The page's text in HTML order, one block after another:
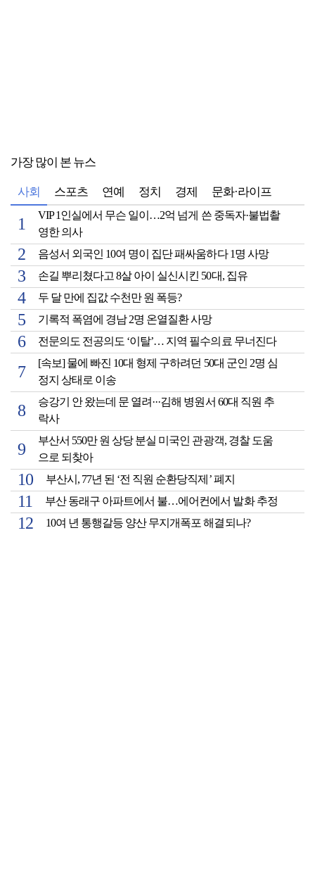
가장 많이 본 뉴스
사회 스포츠 연예 정치 경제 문화·라이프
VIP 1인실에서 무슨 일이…2억 넘게 쓴 중독자·불법촬
영한 의사
음성서 외국인 10여 명이 집단 패싸움하다 1명 사망
손길 뿌리쳤다고 8살 아이 실신시킨 50대, 집유
두 달 만에 집값 수천만 원 폭등?
기록적 폭염에 경남 2명 온열질환 사망
전문의도 전공의도 ‘이탈’… 지역 필수의료 무너진다
[속보] 물에 빠진 10대 형제 구하려던 50대 군인 2명 심
정지 상태로 이송
승강기 안 왔는데 문 열려···김해 병원서 60대 직원 추
락사
부산서 550만 원 상당 분실 미국인 관광객, 경찰 도움
으로 되찾아
부산시, 77년 된 ‘전 직원 순환당직제’ 폐지
부산 동래구 아파트에서 불…에어컨에서 발화 추정
10여 년 통행갈등 양산 무지개폭포 해결되나?